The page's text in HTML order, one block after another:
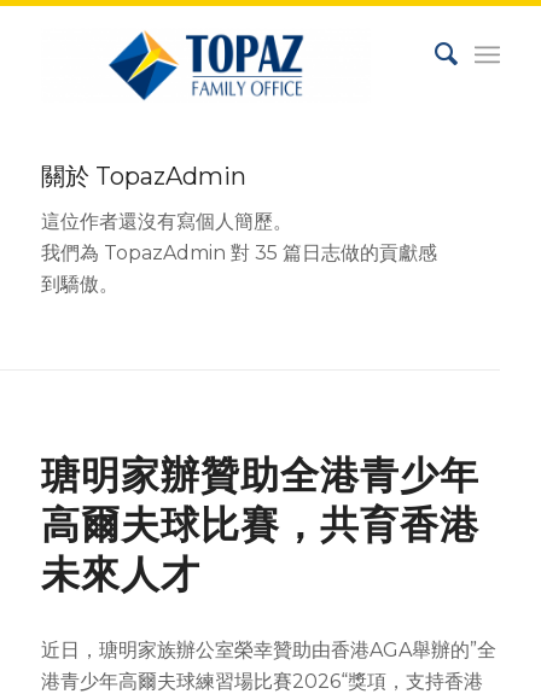
關於 TopazAdmin
這位作者還沒有寫個人簡歷。
我們為 TopazAdmin 對 35 篇日志做的貢獻感
到驕傲。
瑭明家辦贊助全港青少年
高爾夫球比賽，共育香港
未來人才
近日，瑭明家族辦公室榮幸贊助由香港AGA舉辦的”全
港青少年高爾夫球練習場比賽2026“獎項，支持香港